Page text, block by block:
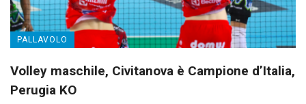
PALLAVOLO
Volley maschile, Civitanova è Campione d’Italia,
Perugia KO